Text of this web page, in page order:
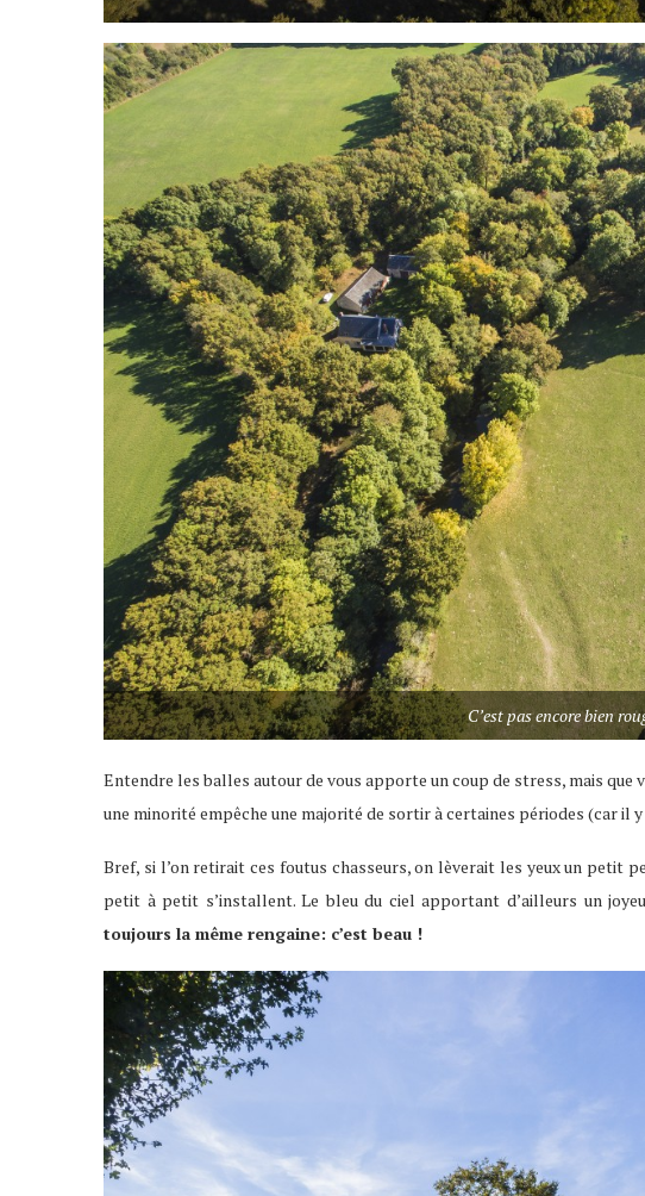
C’est pas encore bien
Entendre les balles autour de vous apporte un coup de stress, mais que
une minorité empêche une majorité de sortir à certaines périodes (car il
Bref, si l’on retirait ces foutus chasseurs, on lèverait les yeux un petit
petit à petit s’installent. Le bleu du ciel apportant d’ailleurs un
toujours la même rengaine: c’est beau !